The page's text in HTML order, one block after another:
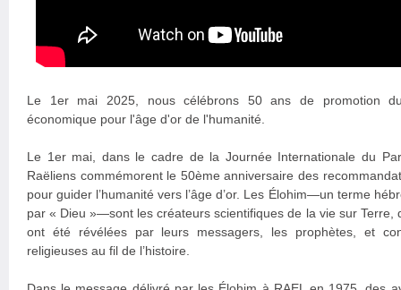
Le 1er mai 2025, nous célébrons 50 ans de promotion
économique pour l'âge d'or de l'humanité.
Le 1er mai, dans le cadre de la Journée Internationale du
Raëliens commémorent le 50ème anniversaire des
pour guider l’humanité vers l’âge d’or. Les Élohim—un terme
par « Dieu »—sont les créateurs scientifiques de la vie sur Terre,
ont été révélées par leurs messagers, les prophètes, et
religieuses au fil de l’histoire.